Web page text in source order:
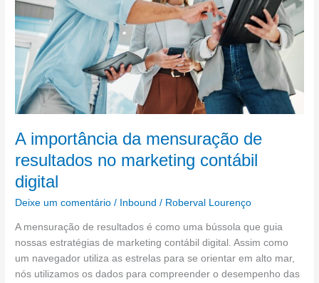
A importância da mensuração de
resultados no marketing contábil
digital
Deixe um comentário / Inbound / Roberval Lourenço
A mensuração de resultados é como uma bússola que guia
nossas estratégias de marketing contábil digital. Assim como
um navegador utiliza as estrelas para se orientar em alto mar,
nós utilizamos os dados para compreender o desempenho das
resultados
no
marketing
contábil
digital